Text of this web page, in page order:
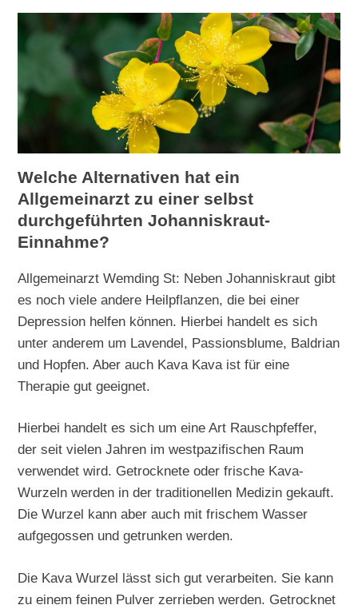
Welche Alternativen hat ein
Allgemeinarzt zu einer selbst
durchgeführten Johanniskraut-
Einnahme?
Allgemeinarzt Wemding St: Neben Johanniskraut gibt
es noch viele andere Heilpflanzen, die bei einer
Depression helfen können. Hierbei handelt es sich
unter anderem um Lavendel, Passionsblume, Baldrian
und Hopfen. Aber auch Kava Kava ist für eine
Therapie gut geeignet.
Hierbei handelt es sich um eine Art Rauschpfeffer,
der seit vielen Jahren im westpazifischen Raum
verwendet wird. Getrocknete oder frische Kava-
Wurzeln werden in der traditionellen Medizin gekauft.
Die Wurzel kann aber auch mit frischem Wasser
aufgegossen und getrunken werden.
Die Kava Wurzel lässt sich gut verarbeiten. Sie kann
zu einem feinen Pulver zerrieben werden. Getrocknet